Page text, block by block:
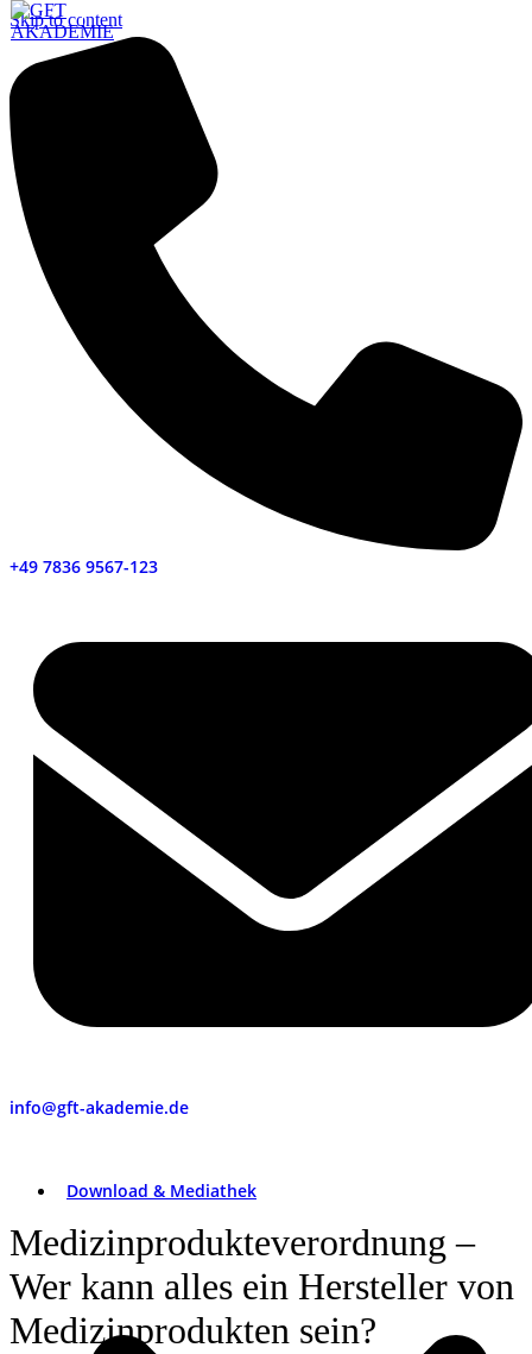
Skip to content
+49 7836 9567-123
info@gft-akademie.de
Download & Mediathek
Medizinprodukteverordnung –
Wer kann alles ein Hersteller von
Medizinprodukten sein?